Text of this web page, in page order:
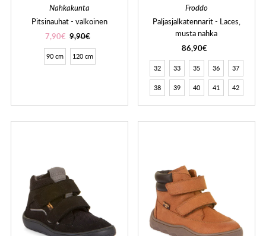
Nahkakunta
Pitsinauhat - valkoinen
7,90€ 9,90€
90 cm 120 cm
Froddo
Paljasjalkatennarit - Laces,
musta nahka
86,90€
32 33 35 36 37
38 39 40 41 42